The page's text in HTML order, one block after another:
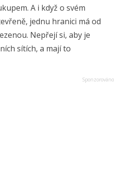
A i když o svém
jednu hranici má od
Nepřejí si, aby je
sítích, a mají to